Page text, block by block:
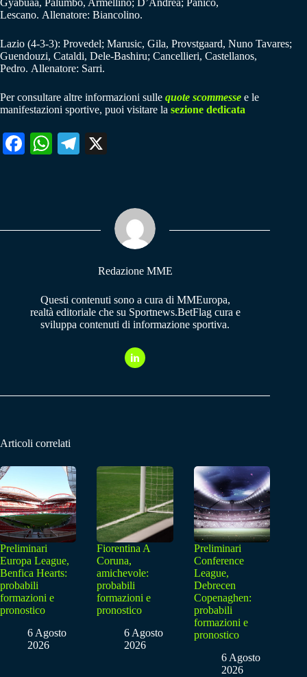
Gyabuaa, Palumbo, Armellino; D’Andrea; Panico,
Lescano. Allenatore: Biancolino.
Lazio (4-3-3): Provedel; Marusic, Gila, Provstgaard, Nuno Tavares;
Guendouzi, Cataldi, Dele-Bashiru; Cancellieri, Castellanos,
Pedro. Allenatore: Sarri.
Per consultare altre informazioni sulle quote scommesse e le
manifestazioni sportive, puoi visitare la sezione dedicata
Fa W
pp
Te
m
Redazione MME
Questi contenuti sono a cura di MMEuropa,
realtà editoriale che su Sportnews.BetFlag cura e
sviluppa contenuti di informazione sportiva.
Articoli correlati
Preliminari
Europa League,
Benfica Hearts:
probabili
formazioni e
pronostico
6 Agosto
2026
Fiorentina A
Coruna,
amichevole:
probabili
formazioni e
pronostico
6 Agosto
2026
Preliminari
Conference
League,
Debrecen
Copenaghen:
probabili
formazioni e
pronostico
6 Agosto
2026